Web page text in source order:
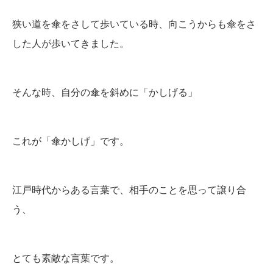
狭い道を傘をさして歩いている時、向こうからも傘をさ
した人が歩いてきました。
そんな時、自分の傘を斜めに「かしげる」
これが「傘かしげ」です。
江戸時代からある言葉で、相手のことを思って譲り合
う、
とても素敵な言葉です。